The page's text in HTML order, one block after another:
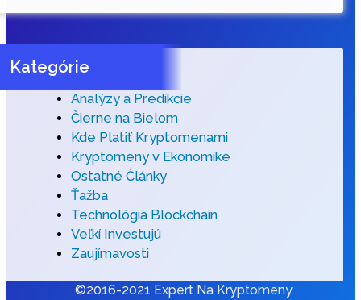
Kategórie
Analýzy a Predikcie
Čierne na Bielom
Kde Platiť Kryptomenami
Kryptomeny v Ekonomike
Ostatné Články
Ťažba
Technológia Blockchain
Veľkí Investujú
Zaujímavosti
©2016-2021 Expert Na Kryptomeny